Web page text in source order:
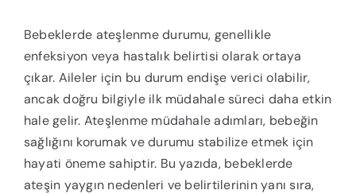
Bebeklerde ateşlenme durumu, genellikle
enfeksiyon veya hastalık belirtisi olarak ortaya
çıkar. Aileler için bu durum endişe verici olabilir,
ancak doğru bilgiyle ilk müdahale süreci daha etkin
hale gelir. Ateşlenme müdahale adımları, bebeğin
sağlığını korumak ve durumu stabilize etmek için
hayati öneme sahiptir. Bu yazıda, bebeklerde
ateşin yaygın nedenleri ve belirtilerinin yanı sıra,